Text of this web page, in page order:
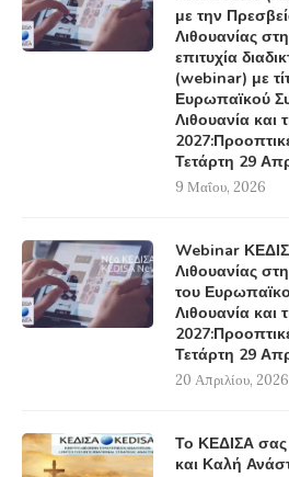
με την
Λιθουανίας
επιτυχία
(webinar) με
Ευρωπαϊκού
Λιθουανία και
Τετάρτη 29
9 Μαΐου, 2026
Webinar
Λιθουανίας
του
Λιθουανία και
Τετάρτη 29
20 Απριλίου, 2026
Το ΚΕΔΙΣΑ
και Καλή